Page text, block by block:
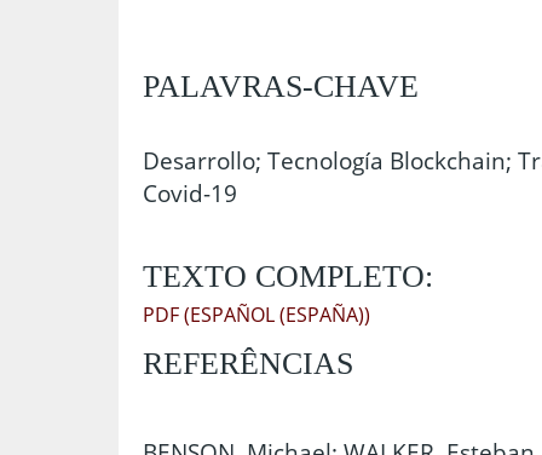
PALAVRAS-CHAVE
Desarrollo; Tecnología Blockchain;
Covid-19
TEXTO COMPLETO:
PDF (ESPAÑOL (ESPAÑA))
REFERÊNCIAS